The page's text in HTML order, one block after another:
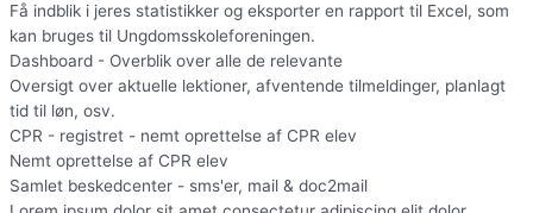
Få indblik i jeres statistikker og eksporter en rapport til Excel, som
kan bruges til Ungdomsskoleforeningen.
Dashboard - Overblik over alle de relevante
Oversigt over aktuelle lektioner, afventende tilmeldinger, planlagt
tid til løn, osv.
CPR - registret - nemt oprettelse af CPR elev
Nemt oprettelse af CPR elev
Samlet beskedcenter - sms'er, mail & doc2mail